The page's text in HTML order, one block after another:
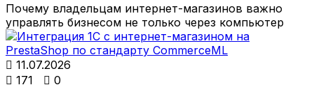
Почему владельцам интернет-магазинов важно
управлять бизнесом не только через компьютер
 11.07.2026
 171  0